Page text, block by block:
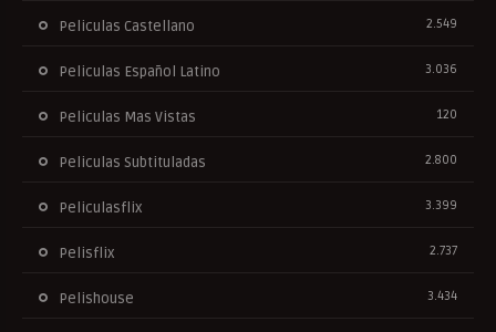
Peliculas Castellano 2.549
Peliculas Español Latino 3.036
Peliculas Mas Vistas 120
Peliculas Subtituladas 2.800
Peliculasflix 3.399
Pelisflix 2.737
Pelishouse 3.434